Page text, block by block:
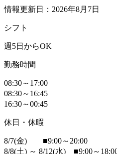
情報更新日：2026年8月7日
シフト
週5日からOK
勤務時間
08:30～17:00
08:30～16:45
16:30～00:45
休日・休暇
8/7(金) ■9:00～20:00
8/8(土) ～ 8/12(水) ■9:00～